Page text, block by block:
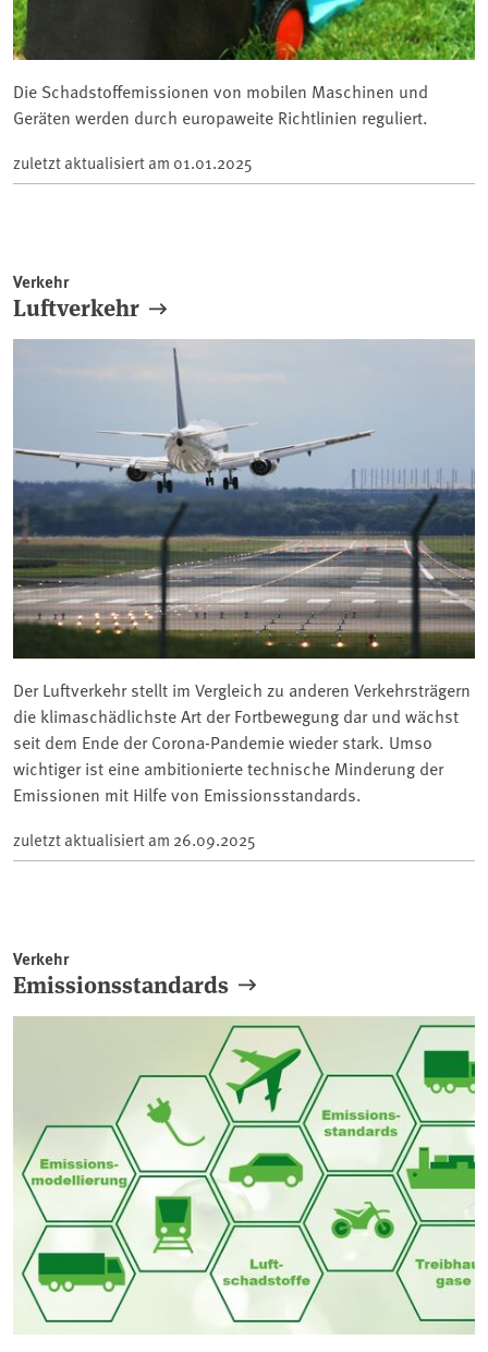
Die Schadstoffemissionen von mobilen Maschinen und
Geräten werden durch europaweite Richtlinien reguliert.
zuletzt aktualisiert am 01.01.2025
Verkehr
Luftverkehr
Der Luftverkehr stellt im Vergleich zu anderen Verkehrsträgern
die klimaschädlichste Art der Fortbewegung dar und wächst
seit dem Ende der Corona-Pandemie wieder stark. Umso
wichtiger ist eine ambitionierte technische Minderung der
Emissionen mit Hilfe von Emissionsstandards.
zuletzt aktualisiert am 26.09.2025
Verkehr
Emissionsstandards